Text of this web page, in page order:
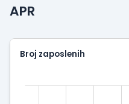
APR
Broj zaposlenih